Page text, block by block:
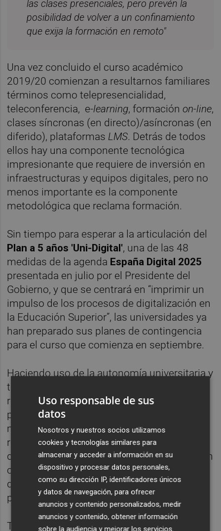
las clases presenciales, pero prevén la
posibilidad de volver a un confinamiento
que exija la formación en remoto"
Una vez concluido el curso académico
2019/20 comienzan a resultarnos familiares
términos como telepresencialidad,
teleconferencia, e-learning, formaciónon-line,
clases síncronas (en directo)/asíncronas (en
diferido), plataformas LMS. Detrás de todos
ellos hay una componente tecnológica
impresionante que requiere de inversión en
infraestructuras y equipos digitales, pero no
menos importante es la componente
metodológica que reclama formación.
Sin tiempo para esperar a la articulación del
Plan a 5 años 'Uni-Digital', una de las 48
medidas de la agenda España Digital 2025
presentada en julio por el Presidente del
Gobierno, y que se centrará en “imprimir un
impulso de los procesos de digitalización en
la Educación Superior”, las universidades ya
han preparado sus planes de contingencia
para el curso que comienza en septiembre.
Haciendo uso de la autonomía universitaria y
teniendo en consideración las
recomendaciones de la administración
pública, así como el cumplimiento de las
medidas sanitarias, entre otras el
requerimiento del metro y medio de
distanciamiento físico, las universidades han
contemplado distintos escenarios docentes
de cara a la incierta evolución de la covid-19
para el curso próximo.
Todos los planes de contingencia buscan
Uso responsable de sus
datos
Nosotros y nuestros socios utilizamos
cookies y tecnologías similares para
almacenar y acceder a información en su
dispositivo y procesar datos personales,
como su dirección IP, identificadores únicos
y datos de navegación, para ofrecer
anuncios y contenido personalizados, medir
anuncios y contenido, obtener información
sobre la audiencia y mejorar los servicios.